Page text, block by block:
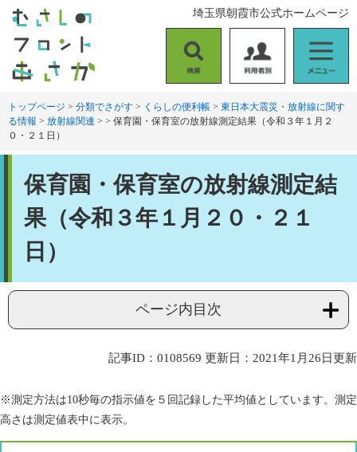
す
し
索
用
者
別
ニ
ュ
ー
埼玉県朝霞市公式ホームページ
トップページ > 分類でさがす > くらしの便利帳 > 東日本大震災・放射線に関す
る情報 > 放射線関連 > > 保育園・保育室の放射線測定結果（令和３年１月２
０・２１日）
保育園・保育室の放射線測定結
果（令和３年１月２０・２１
日）
ページ内目次
記事ID：0108569 更新日：2021年1月26日更新
※測定方法は10秒毎の指示値を５回記録した平均値としています。測定
高さは測定値表中に表示。